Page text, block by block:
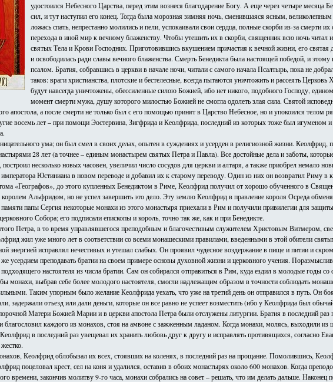
удостоился Небесного Царства, перед этим вознеся благодарение Богу. А еще через четыре
сил, и тут наступил его конец. Тогда была морозная зимняя ночь, сменившаяся ясным,
ложась спать, непрестанно молились и пели, успокаивали свои сердца, полные скорби из-за
перехода в иной мир к вечному блаженству. Чтобы утешить их в скорби, священник всю ночь читал
святых Тела и Крови Господних. Приготовившись вкушением причастия к вечной жизни, его
и освободилась ради славы вечного блаженства. Смерть Бенедикта была настоящей победой, и
псалом. Братия, собравшись в церкви в начале ночи, читали с самого начала Псалтырь, пока не
таков: враги христианства, плотские и бестелесные, всегда пытаются уничтожить и рассеять
будут навсегда уничтожены, обессиленные силою Божией, ибо нет никого, подобного Господу,
момент смерти мужа, душу которого милостью Божией не смогла одолеть злая сила. Святой
апостола, а после смерти не только был с его помощью принят в Царство Небесное, но и упокоился
восемь лет – при помощи Эостервина, Зигфрида и Кеолфрида, последний из которых тоже был игуменом
ума; он был смел в своих делах, опытен в суждениях и усерден в религиозной жизни. Кеолфрид,
28 лет (а точнее – единым монастырем святых Петра и Павла). Все достойные дела и заботы,
несколько новых часовен, увеличил число сосудов для церкви и алтаря, а также приобрел немало
Юстиниана в новом переводе и добавил их к старому переводу. Один из них он возвратил Риму в
«Географов», до этого купленных Бенедиктом в Риме, Кеолфрид получил от хорошо обученного в
Альфридом, но не успел завершить это дело. Эту землю Кеолфрид в правление короля Осреда
папы Сергия некоторые монахи из этого монастыря приехали в Рим и получили привилегии для
Собора; его подписали епископы и король, точно так же, как и при Бенедикте.
Петра, в то время управлявшегося преподобным и благочестивым служителем Христовым Витмером,
жил уже много лет в соответствии со всеми монашескими правилами, введенными в этой обители
энергией исправлял нечестивых и утешал слабых. Он проявил чудесное воздержание в пище и питии и
усердием преподавать братии на своем примере основы духовной жизни и церковного учения.
настоятеля из числа братии. Сам он собирался отправиться в Рим, куда ездил в молодые годы
монахи, выбрав себе более молодого настоятеля, смогли надлежащим образом в точности соблюдать
Таким упорным было желание Кеолфрида уехать, что уже на третий день он отправился в путь. Он
задержали отъезд или дали деньги, которые он все равно не успеет возместить (ибо у Кеолфрида был
Матери Божией Марии и в церкви апостола Петра были отслужены литургии. Братия в последний раз
благословил каждого из монахов, стоя на амвоне с зажженным ладаном. Когда монахи, молясь, выходили
в последний раз увещевал их хранить любовь друг к другу и исправлять противящихся, согласно
Кеолфрид облобызал их всех, стоявших на коленях, в последний раз на прощание. Помолившись,
поцеловал крест, сел на коня и удалился, оставив в обоих монастырях около 600 монахов. Когда
времени, закончив молитву 9-го часа, монахи собрались на совет – решать, что им делать дальше.